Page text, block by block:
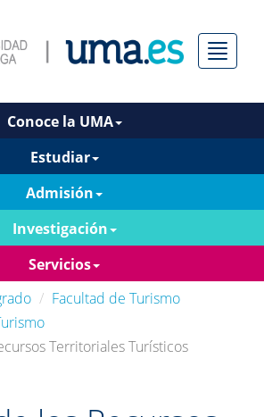
Menú
Conoce la UMA
Estudiar
Admisión
Investigación
Servicios
Facultad de Turismo
Territoriales Turísticos